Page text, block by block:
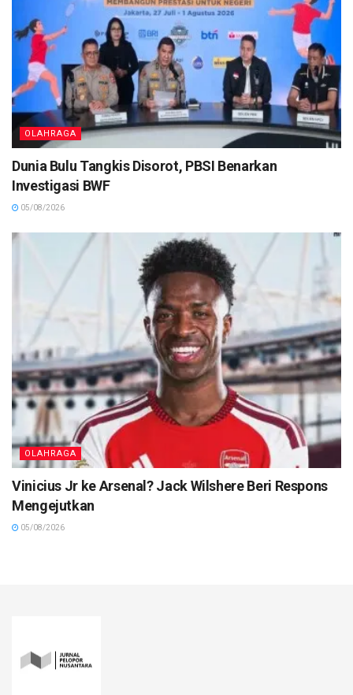
OLAHRAGA
Dunia Bulu Tangkis Disorot, PBSI Benarkan
Investigasi BWF
05/08/2026
OLAHRAGA
Vinicius Jr ke Arsenal? Jack Wilshere Beri Respons
Mengejutkan
05/08/2026